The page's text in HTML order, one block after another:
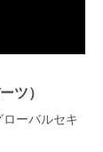
ツ）
ーバルセキ